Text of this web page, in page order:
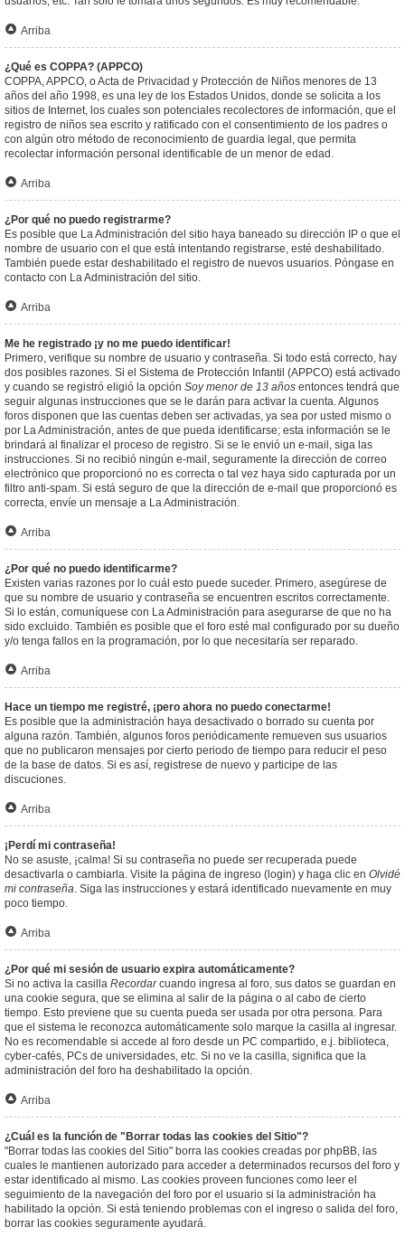
Arriba
¿Qué es COPPA? (APPCO)
COPPA, APPCO, o Acta de Privacidad y Protección de Niños menores de 13
años del año 1998, es una ley de los Estados Unidos, donde se solicita a los
sitios de Internet, los cuales son potenciales recolectores de información, que el
registro de niños sea escrito y ratificado con el consentimiento de los padres o
con algún otro método de reconocimiento de guardia legal, que permita
recolectar información personal identificable de un menor de edad.
Arriba
¿Por qué no puedo registrarme?
Es posible que La Administración del sitio haya baneado su dirección IP o que el
nombre de usuario con el que está intentando registrarse, esté deshabilitado.
También puede estar deshabilitado el registro de nuevos usuarios. Póngase en
contacto con La Administración del sitio.
Arriba
Me he registrado ¡y no me puedo identificar!
Primero, verifique su nombre de usuario y contraseña. Si todo está correcto, hay
dos posibles razones. Si el Sistema de Protección Infantil (APPCO) está activado
y cuando se registró eligió la opción Soy menor de 13 años entonces tendrá que
seguir algunas instrucciones que se le darán para activar la cuenta. Algunos
foros disponen que las cuentas deben ser activadas, ya sea por usted mismo o
por La Administración, antes de que pueda identificarse; esta información se le
brindará al finalizar el proceso de registro. Si se le envió un e-mail, siga las
instrucciones. Si no recibió ningún e-mail, seguramente la dirección de correo
electrónico que proporcionó no es correcta o tal vez haya sido capturada por un
filtro anti-spam. Si está seguro de que la dirección de e-mail que proporcionó es
correcta, envíe un mensaje a La Administración.
Arriba
¿Por qué no puedo identificarme?
Existen varias razones por lo cuál esto puede suceder. Primero, asegúrese de
que su nombre de usuario y contraseña se encuentren escritos correctamente.
Si lo están, comuníquese con La Administración para asegurarse de que no ha
sido excluido. También es posible que el foro esté mal configurado por su dueño
y/o tenga fallos en la programación, por lo que necesitaría ser reparado.
Arriba
Hace un tiempo me registré, ¡pero ahora no puedo conectarme!
Es posible que la administración haya desactivado o borrado su cuenta por
alguna razón. También, algunos foros periódicamente remueven sus usuarios
que no publicaron mensajes por cierto periodo de tiempo para reducir el peso
de la base de datos. Si es así, registrese de nuevo y participe de las
discuciones.
Arriba
¡Perdí mi contraseña!
No se asuste, ¡calma! Si su contraseña no puede ser recuperada puede
desactivarla o cambiarla. Visite la página de ingreso (login) y haga clic en Olvidé
mi contraseña. Siga las instrucciones y estará identificado nuevamente en muy
poco tiempo.
Arriba
¿Por qué mi sesión de usuario expira automáticamente?
Si no activa la casilla Recordarcuando ingresa al foro, sus datos se guardan en
una cookie segura, que se elimina al salir de la página o al cabo de cierto
tiempo. Esto previene que su cuenta pueda ser usada por otra persona. Para
que el sistema le reconozca automáticamente solo marque la casilla al ingresar.
No es recomendable si accede al foro desde un PC compartido, e.j. biblioteca,
cyber-cafés, PCs de universidades, etc. Si no ve la casilla, significa que la
administración del foro ha deshabilitado la opción.
Arriba
¿Cuál es la función de "Borrar todas las cookies del Sitio"?
"Borrar todas las cookies del Sitio" borra las cookies creadas por phpBB, las
cuales le mantienen autorizado para acceder a determinados recursos del foro y
estar identificado al mismo. Las cookies proveen funciones como leer el
seguimiento de la navegación del foro por el usuario si la administración ha
habilitado la opción. Si está teniendo problemas con el ingreso o salida del foro,
borrar las cookies seguramente ayudará.